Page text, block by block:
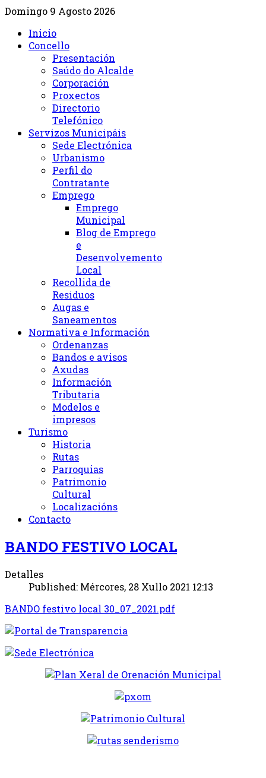
Domingo 9 Agosto 2026
Inicio
Concello
Presentación
Saúdo do Alcalde
Corporación
Proxectos
Directorio
Telefónico
Servizos Municipáis
Sede Electrónica
Urbanismo
Perfil do
Contratante
Emprego
Emprego
Municipal
Blog de Emprego
e
Desenvolvemento
Local
Recollida de
Residuos
Augas e
Saneamentos
Normativa e Información
Ordenanzas
Bandos e avisos
Axudas
Información
Tributaria
Modelos e
impresos
Turismo
Historia
Rutas
Parroquias
Patrimonio
Cultural
Localizacións
Contacto
BANDO FESTIVO LOCAL
Detalles
Published: Mércores, 28 Xullo 2021 12:13
BANDO festivo local 30_07_2021.pdf